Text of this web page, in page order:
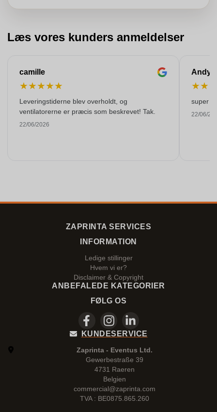
Læs vores kunders anmeldelser
camille
★★★★★
Leveringstiderne blev overholdt, og
ventilatorerne er præcis som beskrevet! Tak.
22/06/2026
Andy
★★
super
22/06/
ZAPRINTA SERVICES
INFORMATION
Ledige stillinger
Hvem vi er?
Disclaimer & Copyright
ANBEFALEDE KATEGORIER
FØLG OS
KUNDESERVICE
Zaprinta - Eventus Ltd.
Gewerbestraße 39
4731 Raeren
Belgien
commercial@zaprinta.com
TVA : BE0875.865.260